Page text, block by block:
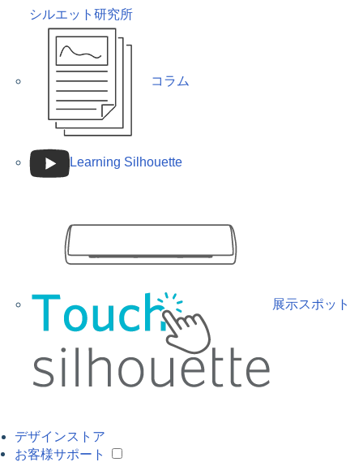
シルエット研究所
コラム
Learning Silhouette
展示スポット
デザインストア
お客様サポート